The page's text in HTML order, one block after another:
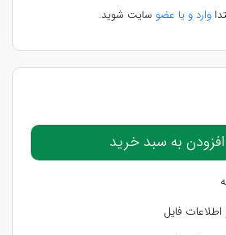
وارد و یا عضو سایت شوید.
افزودن به سبد خرید
فایل